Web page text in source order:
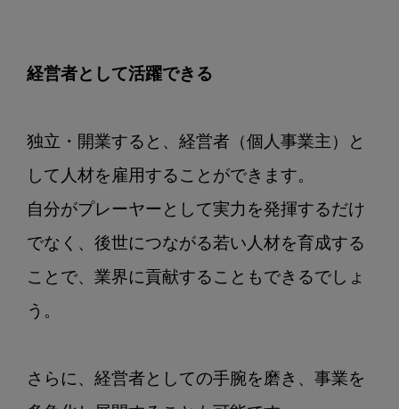
経営者として活躍できる
独立・開業すると、経営者（個人事業主）と
して人材を雇用することができます。
自分がプレーヤーとして実力を発揮するだけ
でなく、後世につながる若い人材を育成する
ことで、業界に貢献することもできるでしょ
う。
さらに、経営者としての手腕を磨き、事業を